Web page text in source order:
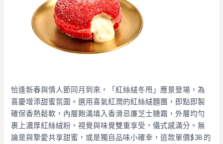
恰逢新春與情人節同月到來，「紅絲絨冬甩」應景登場，為
喜慶增添甜蜜氛圍。選用喜氣紅潤的紅絲絨麵團，即點即製
確保香熱鬆軟，內層飽滿填入香滑忌廉芝士糖霜，外層均勻
裹上濃厚紅絲絨粉，視覺與味覺雙重享受，儀式感滿分。無
論是與摯愛共享甜蜜，或是獨自品味小確幸，這款單價$38 的